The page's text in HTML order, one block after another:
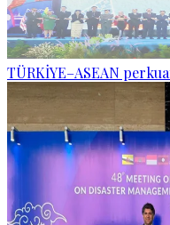
TÜRKİYE–ASEAN